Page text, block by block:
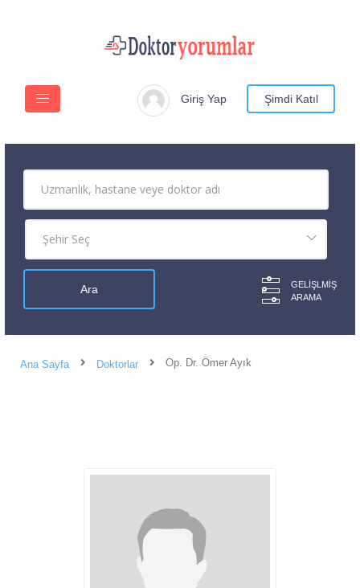
Giriş Yap Şimdi Katıl
GELIŞLMIŞ
ARAMA
Ana Sayfa Doktorlar Op. Dr. Ömer Ayık